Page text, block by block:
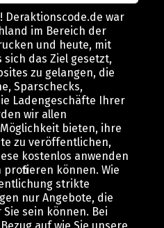
Deraktionscode.de war
im Bereich der
und heute, mit
das Ziel gesetzt,
zu gelangen, die
Sparschecks,
Ladengeschäfte Ihrer
wir allen
bieten, ihre
zu veröffentlichen,
kostenlos anwenden
können. Wie
strikte
nur Angebote, die
sein können. Bei